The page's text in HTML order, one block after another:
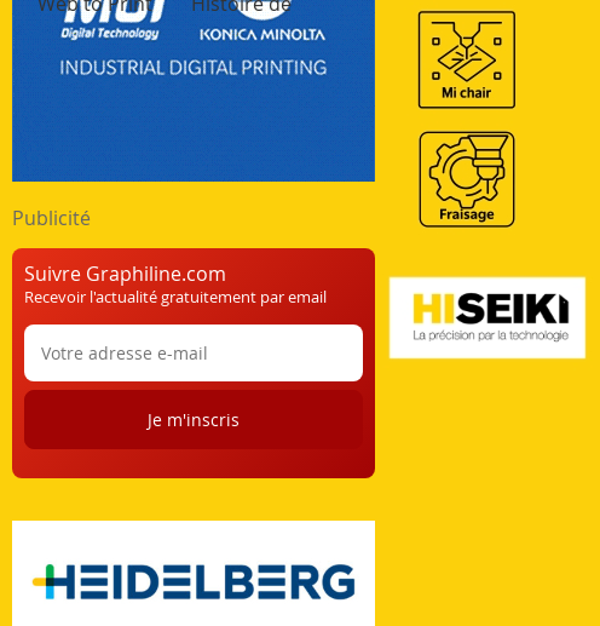
Publicité
Suivre Graphiline.com
Recevoir l'actualité gratuitement par email